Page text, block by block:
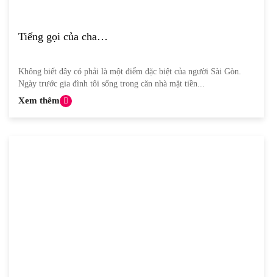
Tiếng gọi của cha…
Không biết đây có phải là một điểm đặc biệt của người Sài Gòn.
Ngày trước gia đình tôi sống trong căn nhà mặt tiền...
Xem thêm